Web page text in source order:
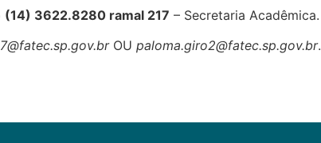
(14) 3622.8280 ramal 217 – Secretaria Acadêmica.
OU paloma.giro2@fatec.sp.gov.br.